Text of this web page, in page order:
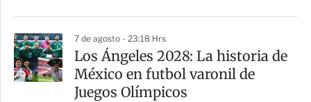
7 de agosto - 23:18 Hrs
Los Ángeles 2028: La historia de
México en futbol varonil de
Juegos Olímpicos